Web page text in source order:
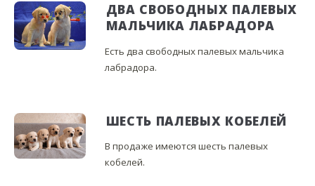
ДВА СВОБОДНЫХ ПАЛЕВЫХ
МАЛЬЧИКА ЛАБРАДОРА
Есть два свободных палевых мальчика
лабрадора.
ШЕСТЬ ПАЛЕВЫХ КОБЕЛЕЙ
В продаже имеются шесть палевых
кобелей.